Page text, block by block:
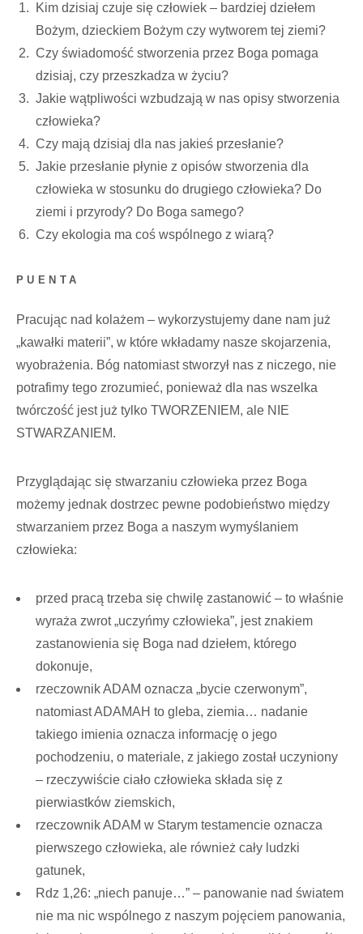
Kim dzisiaj czuje się człowiek – bardziej dziełem
Bożym, dzieckiem Bożym czy wytworem tej ziemi?
Czy świadomość stworzenia przez Boga pomaga
dzisiaj, czy przeszkadza w życiu?
Jakie wątpliwości wzbudzają w nas opisy stworzenia
człowieka?
Czy mają dzisiaj dla nas jakieś przesłanie?
Jakie przesłanie płynie z opisów stworzenia dla
człowieka w stosunku do drugiego człowieka? Do
ziemi i przyrody? Do Boga samego?
Czy ekologia ma coś wspólnego z wiarą?
PUENTA
Pracując nad kolażem – wykorzystujemy dane nam już
„kawałki materii”, w które wkładamy nasze skojarzenia,
wyobrażenia. Bóg natomiast stworzył nas z niczego, nie
potrafimy tego zrozumieć, ponieważ dla nas wszelka
twórczość jest już tylko TWORZENIEM, ale NIE
STWARZANIEM.
Przyglądając się stwarzaniu człowieka przez Boga
możemy jednak dostrzec pewne podobieństwo między
stwarzaniem przez Boga a naszym wymyślaniem
człowieka:
przed pracą trzeba się chwilę zastanowić – to właśnie
wyraża zwrot „uczyńmy człowieka”, jest znakiem
zastanowienia się Boga nad dziełem, którego
dokonuje,
rzeczownik ADAM oznacza „bycie czerwonym”,
natomiast ADAMAH to gleba, ziemia… nadanie
takiego imienia oznacza informację o jego
pochodzeniu, o materiale, z jakiego został uczyniony
– rzeczywiście ciało człowieka składa się z
pierwiastków ziemskich,
rzeczownik ADAM w Starym testamencie oznacza
pierwszego człowieka, ale również cały ludzki
gatunek,
Rdz 1,26: „niech panuje…” – panowanie nad światem
nie ma nic wspólnego z naszym pojęciem panowania,